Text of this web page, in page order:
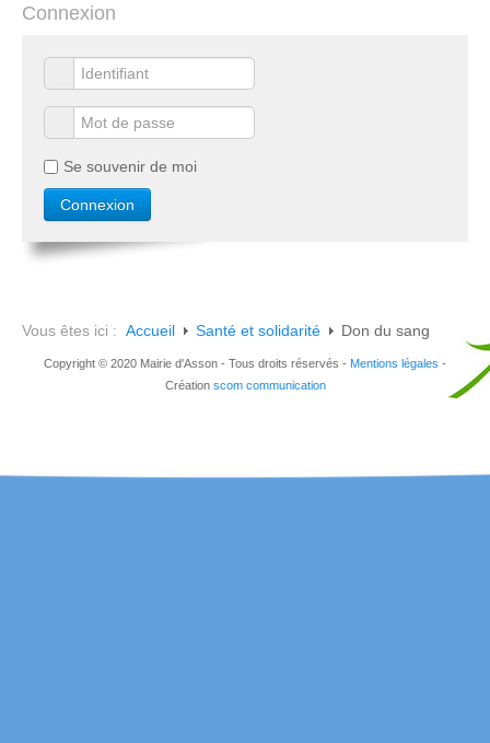
Connexion
Se souvenir de moi
Vous êtes ici : Accueil Santé et solidarité Don du sang
Copyright © 2020 Mairie d'Asson - Tous droits réservés - Mentions légales -
Création scom communication